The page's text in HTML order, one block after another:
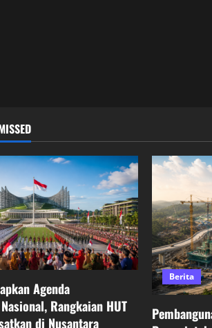
Agenda
Rangkaian HUT
di Nusantara
Berita